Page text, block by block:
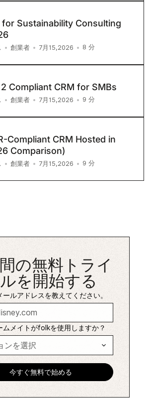
for Sustainability Consulting
• 創業者 • 7月15,2026 • 8 分
Compliant CRM for SMBs
• 創業者 • 7月15,2026 • 9 分
Compliant CRM Hosted in
Comparison)
• 創業者 • 7月15,2026 • 9 分
の無料トライ
を開始する
ールアドレスを教えてください。
ムメイトがfolkを使用しますか？